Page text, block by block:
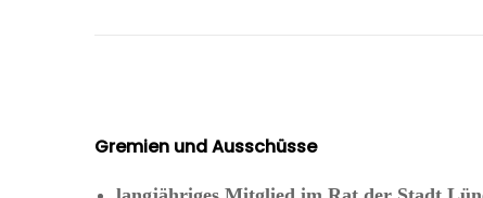
Gremien und Ausschüsse